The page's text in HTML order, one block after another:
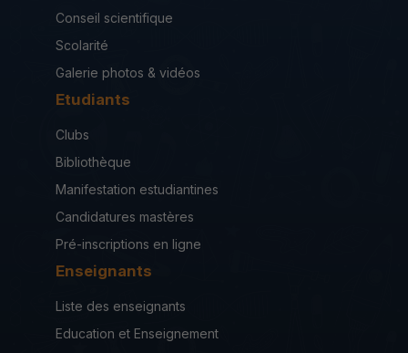
Conseil scientifique
Scolarité
Galerie photos & vidéos
Etudiants
Clubs
Bibliothèque
Manifestation estudiantines
Candidatures mastères
Pré-inscriptions en ligne
Enseignants
Liste des enseignants
Education et Enseignement